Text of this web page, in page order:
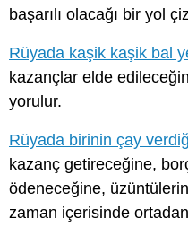
başarılı olacağı bir yol
Rüyada kaşik kaşik bal
kazançlar elde
yorulur.
Rüyada birinin çay
kazanç getireceğine,
ödeneceğine, üzüntülerin
zaman içerisinde